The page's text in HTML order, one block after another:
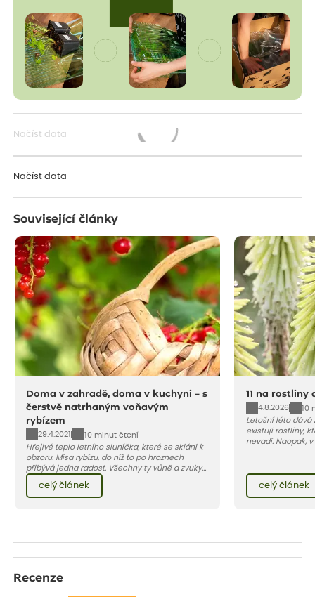
Načíst data
Načíst data
Související články
Doma v zahradě, doma v kuchyni – s
čerstvě natrhaným voňavým
rybízem
29.4.2021
10 minut čtení
Hřejivé teplo letního sluníčka, které se sklání k
obzoru. Mísa rybízu, do níž to po hroznech
přibývá jedna radost. Všechny ty vůně a zvuky
červencové zahrady. Sklizeň rybízu do kuchyně
vnese neuvěřitelný klid a radost. A taky trochu
bezstarostnosti dětství při mlsání babiččina
celý článek
11 na rostliny
4.8.2026
10
Letošní léto dává
existují rostliny,
nevadí. Naopak,
horké a suché
Pojďme se
celý článek
Recenze